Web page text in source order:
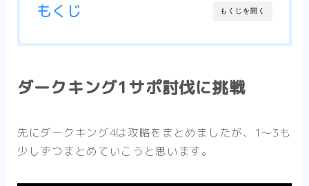
もくじを開く
もくじ
ダークキング1サポ討伐に挑戦
先にダークキング4は攻略をまとめましたが、1～3も
少しずつまとめていこうと思います。